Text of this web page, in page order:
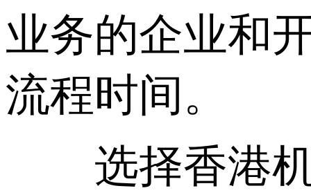
业务的企业和
流程时间。
选择香港机